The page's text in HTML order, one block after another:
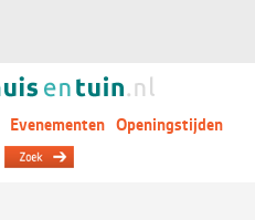
Evenementen Openingstijden